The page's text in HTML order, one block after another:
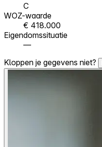
C
WOZ-waarde
€ 418.000
Eigendomssituatie
—
Kloppen je gegevens niet?